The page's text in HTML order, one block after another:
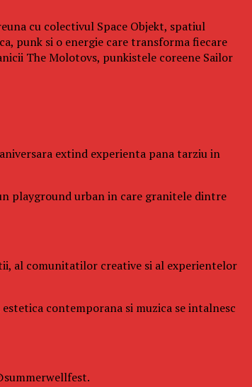
cu colectivul Space Objekt, spatiul
punk si o energie care transforma fiecare
The Molotovs, punkistele coreene Sailor
extind experienta pana tarziu in
playground urban in care granitele dintre
al comunitatilor creative si al experientelor
contemporana si muzica se intalnesc